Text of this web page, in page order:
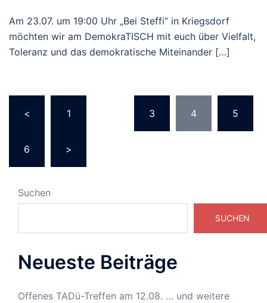
Am 23.07. um 19:00 Uhr „Bei Steffi“ in Kriegsdorf
möchten wir am DemokraTISCH mit euch über Vielfalt,
Toleranz und das demokratische Miteinander […]
< 1 3 4 5
6 >
Suchen
SUCHEN
Neueste Beiträge
Offenes TADü-Treffen am 12.08. … und weitere